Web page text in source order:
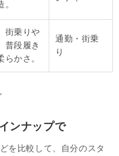
。
街乗りや
普段履き
らかさ。
通勤・街乗
り
ンナップで
を比較して、自分のスタ